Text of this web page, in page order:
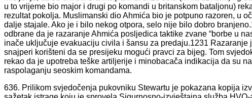
u to vrijeme bio major i drugi po komandi u britanskom bataljonu)
rezultat pokolja. Muslimanski dio Ahmića bio je potpuno razoren, u
dalje stajale. Ako je i bilo nekog otpora, selo nije bilo dobro
odbrane da je razaranje Ahmića posljedica taktike zvane “borbe u
inače uključuje evakuaciju civila i šansu za predaju.1231
snajperi korišteni da se presijeku mogući pravci za bijeg. Tom
rekao da je upotreba teške artiljerije i minobacača indikacija da su
raspolaganju seoskim komandama.
636. Prilikom svjedočenja pukovniku Stewartu je pokazana kopija